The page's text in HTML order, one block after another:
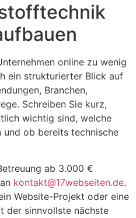
online zu wenig
ein strukturierter Blick auf
Branchen,
Schreiben Sie kurz,
wichtig sind, welche
und ob bereits technische
ab 3.000 €
kontakt@17webseiten.de.
Website-Projekt oder eine
der sinnvollste nächste